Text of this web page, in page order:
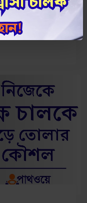
গতি কমান, হ্যান্ডব্রেক